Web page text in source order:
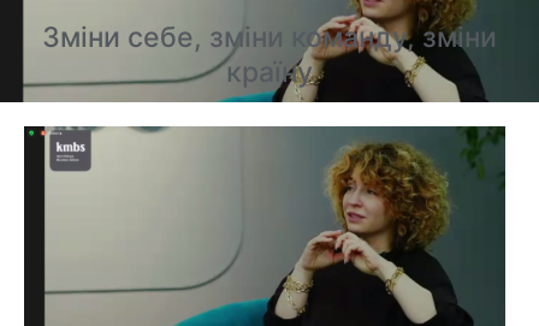
Зміни себе, зміни команду, зміни
країну